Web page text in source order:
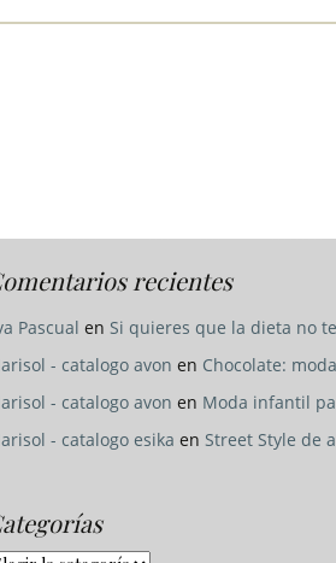
recientes
Pascual en Si quieres que la dieta no
- catalogo avon en Chocolate:
- catalogo avon en Moda infantil
- catalogo esika en Street Style de